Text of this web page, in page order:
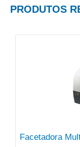
PRODUTOS
Facetadora